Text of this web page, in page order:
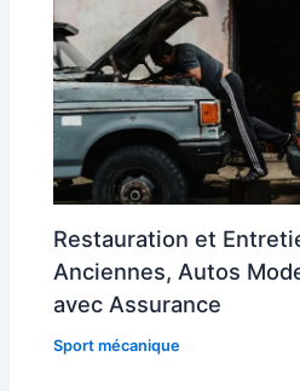
Restauration et
Anciennes, Autos
avec Assurance
Sport mécanique